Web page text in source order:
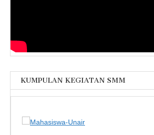
KUMPULAN KEGIATAN SMM